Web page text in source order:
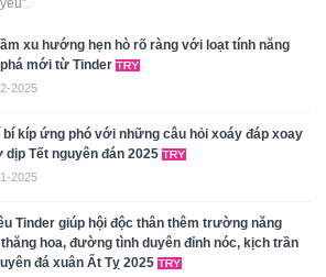
xu hướng hẹn hò rõ ràng với loạt tính năng
mới từ Tinder
2025
bí kíp ứng phó với những câu hỏi xoáy đáp xoay
dịp Tết nguyên đán 2025
2025
Tinder giúp hội độc thân thêm trường năng
hoa, đường tình duyên đỉnh nóc, kịch trần
đá xuân Ất Tỵ 2025